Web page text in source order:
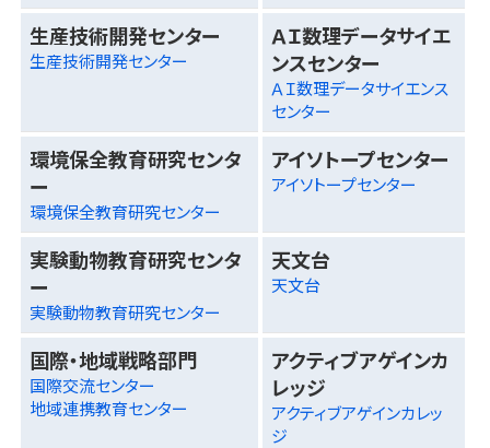
生産技術開発センター
生産技術開発センター
ＡＩ数理データサイエ
ンスセンター
ＡＩ数理データサイエンス
センター
環境保全教育研究センタ
ー
環境保全教育研究センター
アイソトープセンター
アイソトープセンター
実験動物教育研究センタ
ー
実験動物教育研究センター
天文台
天文台
国際・地域戦略部門
国際交流センター
地域連携教育センター
アクティブアゲインカ
レッジ
アクティブアゲインカレッ
ジ